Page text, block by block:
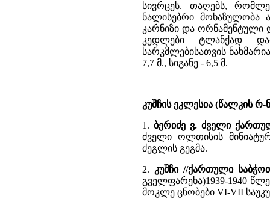
სივრცეს. თაღებს,
ნალისებრი მოხაზულობა
კარნიზი და
კედლები ტლანქად
სარკმლებისათვის
7,7 მ., სიგანე - 6,5 მ.
კუშჩის ეკლესია (წალკის
1.ბერიძე ვ. ძველი
ძველი ოლთისის
ძეგლის გეგმა.
2. კუშჩი //ქართული
გველფარეხა)1939-1940
მოკლე ცნობები VI-VII